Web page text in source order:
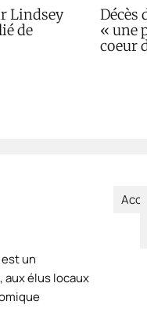
Lindsey
de
Décès
« une
coeur
un
aux élus locaux